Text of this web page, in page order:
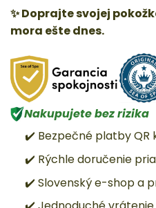
✨ Doprajte svojej
mora ešte dnes.
Nakupujete bez rizika
✔️ Bezpečné platby QR
✔️ Rýchle doručenie
✔️ Slovenský e-shop a